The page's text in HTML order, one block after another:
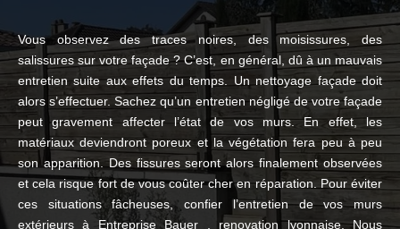
Vous observez des traces noires, des moisissures, des
salissures sur votre façade ? C’est, en général, dû à un mauvais
entretien suite aux effets du temps. Un nettoyage façade doit
alors s’effectuer. Sachez qu’un entretien négligé de votre façade
peut gravement affecter l’état de vos murs. En effet, les
matériaux deviendront poreux et la végétation fera peu à peu
son apparition. Des fissures seront alors finalement observées
et cela risque fort de vous coûter cher en réparation. Pour éviter
ces situations fâcheuses, confier l’entretien de vos murs
extérieurs à Entreprise Bauer , renovation lyonnaise. Nous